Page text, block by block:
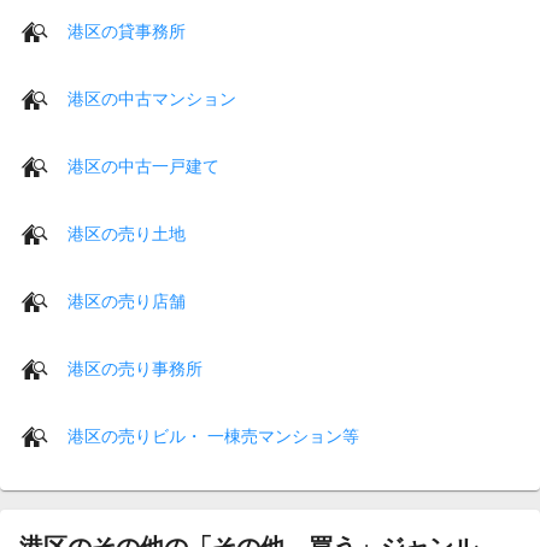
港区の貸事務所
港区の中古マンション
港区の中古一戸建て
港区の売り土地
港区の売り店舗
港区の売り事務所
港区の売りビル・ 一棟売マンション等